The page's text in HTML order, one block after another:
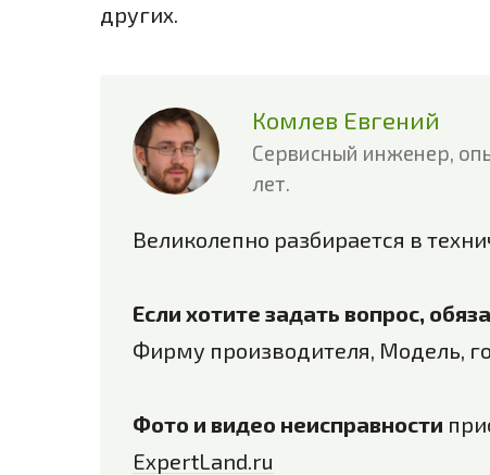
других.
Комлев Евгений
Сервисный инженер,
лет.
Великолепно разбирается в
Если хотите задать вопрос,
Фирму производителя, Модель,
Фото и видео неисправности
ExpertLand.ru